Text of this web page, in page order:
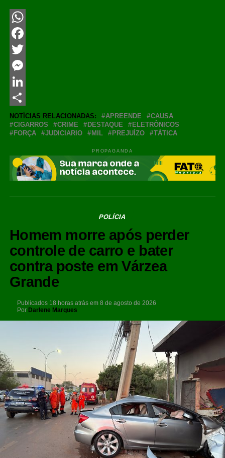
WhatsApp
Facebook
Twitter
Messenger
LinkedIn
Share
NOTÍCIAS RELACIONADAS: APREENDE
CAUSA
CIGARROS
CRIME DESTAQUE
ELETRÔNICOS
FORÇA
JUDICIARIO MIL PREJUÍZO TÁTICA
PROPAGANDA
POLÍCIA
Homem morre após perder
controle de carro e bater
contra poste em Várzea
Grande
Publicados 18 horas atrás em 8 de agosto de 2026
Por Darlene Marques